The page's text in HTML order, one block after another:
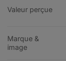
Valeur perçue
Marque &
image